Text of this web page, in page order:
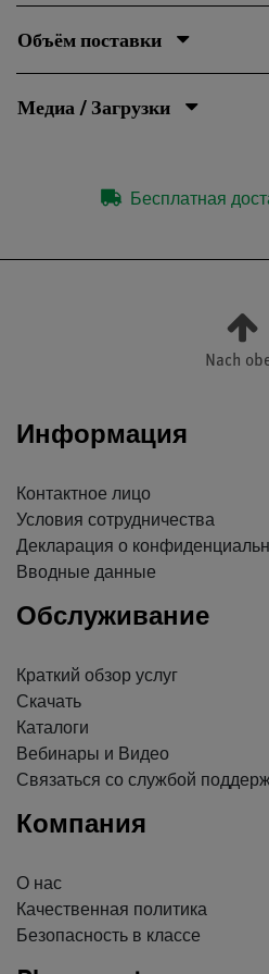
Объём поставки
Медиа / Загрузки
Бесплатная
Nach
Информация
Контактное лицо
Условия сотрудничества
Декларация о
Вводные данные
Обслуживание
Краткий обзор услуг
Скачать
Каталоги
Вебинары и Видео
Связаться со службой
Компания
О нас
Качественная политика
Безопасность в классе